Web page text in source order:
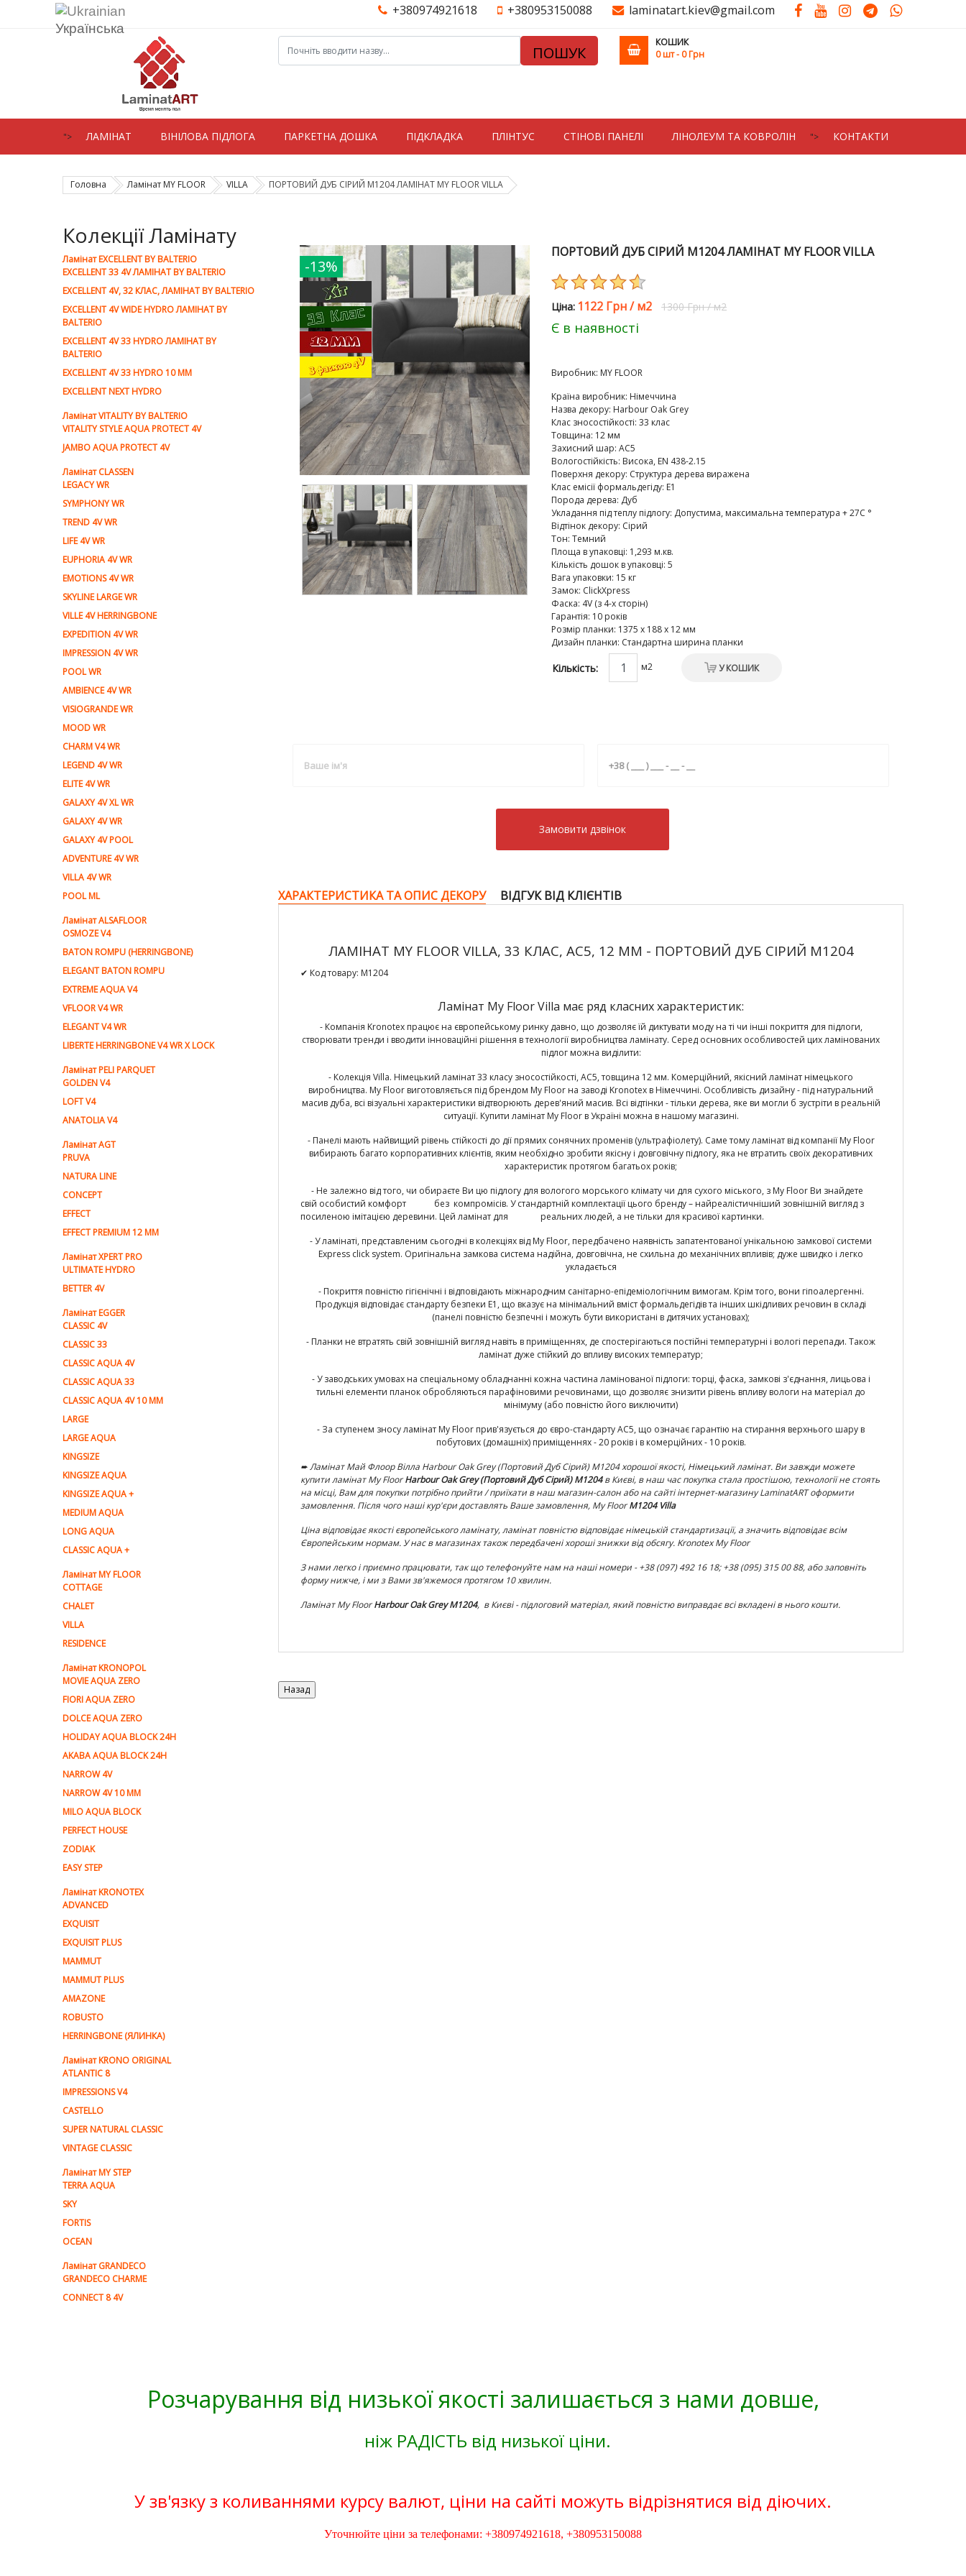
Українська
+380974921618 +380953150088 laminatart.kiev@gmail.com
ПОШУК
КОШИК
0шт- 0 Грн
"> ЛАМIНАТ ВIНIЛОВА ПІДЛОГА ПАРКЕТНА ДОШКА ПІДКЛАДКА ПЛІНТУС СТIНОВI ПАНЕЛI ЛIНОЛЕУМ ТА КОВРОЛIН "> КОНТАКТИ
Головна Ламінат MY FLOOR VILLA ПОРТОВИЙ ДУБ СІРИЙ M1204 ЛАМІНАТ MY FLOOR VILLA
Колекції Ламінату
Ламiнат EXCELLENT BY BALTERIO
EXCELLENT 33 4V ЛАМІНАТ BY BALTERIO
EXCELLENT 4V, 32 КЛАС, ЛАМІНАТ BY BALTERIO
EXCELLENT 4V WIDE HYDRO ЛАМІНАТ BY
BALTERIO
EXCELLENT 4V 33 HYDRO ЛАМІНАТ BY
BALTERIO
EXCELLENT 4V 33 HYDRO 10 ММ
EXCELLENT NEXT HYDRO
Ламiнат VITALITY BY BALTERIO
VITALITY STYLE AQUA PROTECT 4V
JAMBO AQUA PROTECT 4V
Ламiнат CLASSEN
LEGACY WR
SYMPHONY WR
TREND 4V WR
LIFE 4V WR
EUPHORIA 4V WR
EMOTIONS 4V WR
SKYLINE LARGE WR
VILLE 4V HERRINGBONE
EXPEDITION 4V WR
IMPRESSION 4V WR
POOL WR
AMBIENCE 4V WR
VISIOGRANDE WR
MOOD WR
CHARM V4 WR
LEGEND 4V WR
ELITE 4V WR
GALAXY 4V XL WR
GALAXY 4V WR
GALAXY 4V POOL
ADVENTURE 4V WR
VILLA 4V WR
POOL ML
Ламiнат ALSAFLOOR
OSMOZE V4
BATON ROMPU (HERRINGBONE)
ELEGANT BATON ROMPU
EXTREME AQUA V4
VFLOOR V4 WR
ELEGANT V4 WR
LIBERTE HERRINGBONE V4 WR X LOCK
Ламiнат PELI PARQUET
GOLDEN V4
LOFT V4
ANATOLIA V4
Ламiнат AGT
PRUVA
NATURA LINE
CONCEPT
EFFECT
EFFECT PREMIUM 12 MM
Ламінат XPERT PRO
ULTIMATE HYDRO
BETTER 4V
Ламiнат EGGER
CLASSIC 4V
CLASSIC 33
CLASSIC AQUA 4V
CLASSIC AQUA 33
CLASSIC AQUA 4V 10 MM
LARGE
LARGE AQUA
KINGSIZE
KINGSIZE AQUA
KINGSIZE AQUA +
MEDIUM AQUA
LONG AQUA
CLASSIC AQUA +
Ламінат MY FLOOR
COTTAGE
CHALET
VILLA
RESIDENCE
Ламiнат KRONOPOL
MOVIE AQUA ZERO
FIORI AQUA ZERO
DOLCE AQUA ZERO
HOLIDAY AQUA BLOCK 24H
AKABA AQUA BLOCK 24H
NARROW 4V
NARROW 4V 10 MM
MILO AQUA BLOCK
PERFECT HOUSE
ZODIAK
EASY STEP
Ламінат KRONOTEX
ADVANCED
EXQUISIT
EXQUISIT PLUS
MAMMUT
MAMMUT PLUS
AMAZONE
ROBUSTO
HERRINGBONE (ЯЛИНКА)
Ламiнат KRONO ORIGINAL
ATLANTIC 8
IMPRESSIONS V4
CASTELLO
SUPER NATURAL CLASSIC
VINTAGE CLASSIC
Ламінат MY STEP
TERRA AQUA
SKY
FORTIS
OCEAN
Ламінат GRANDECO
GRANDECO CHARME
CONNECT 8 4V
-13%
ПОРТОВИЙ ДУБ СІРИЙ M1204 ЛАМІНАТ MY FLOOR VILLA
Цiна: 1122 Грн/м2 1300 Грн /м2
Є в наявності
Виробник: MY FLOOR
Країна виробник: Німеччина
Назва декору: Harbour Oak Grey
Клас зносостійкості: 33 клас
Товщина: 12 мм
Захисний шар: AC5
Вологостійкість: Висока, EN 438-2.15
Поверхня декору: Структура дерева виражена
Клас емісії формальдегіду: E1
Порода дерева: Дуб
Укладання під теплу підлогу: Допустима, максимальна температура + 27C °
Відтінок декору: Сірий
Тон: Темний
Площа в упаковці: 1,293 м.кв.
Кількість дошок в упаковці: 5
Вага упаковки: 15 кг
Замок: ClickXpress
Фаска: 4V (з 4-х сторін)
Гарантія: 10 років
Розмір планки: 1375 х 188 х 12 мм
Дизайн планки: Стандартна ширина планки
Кількість: м2 У КОШИК
Замовити дзвiнок
ХАРАКТЕРИСТИКА ТА ОПИС ДЕКОРУ ВІДГУК ВІД КЛІЄНТІВ
ЛАМІНАТ MY FLOOR VILLA, 33 КЛАС, AC5, 12 ММ - ПОРТОВИЙ ДУБ СІРИЙ M1204
✔ Код товару: M1204
Ламінат My Floor Villa має ряд класних характеристик:
- Компанія Kronotex працює на європейському ринку давно, що дозволяє їй диктувати моду на ті чи інші покриття для підлоги,
створювати тренди і вводити інноваційні рішення в технології виробництва ламінату. Серед основних особливостей цих ламінованих
підлог можна виділити:
- Колекція Villa. Німецький ламінат 33 класу зносостійкості, АС5, товщина 12 мм. Комерційний, якісний ламінат німецького
виробництва. My Floor виготовляється під брендом My Floor на заводі Kronotex в Німеччині. Особливість дизайну - під натуральний
масив дуба, всі візуальні характеристики відтворюють дерев'яний масив. Всі відтінки - тільки дерева, яке ви могли б зустріти в реальній
ситуації. Купити ламінат My Floor в Україні можна в нашому магазині.
- Панелі мають найвищий рівень стійкості до дії прямих сонячних променів (ультрафіолету). Саме тому ламінат від компанії My Floor
вибирають багато корпоративних клієнтів, яким необхідно зробити якісну і довговічну підлогу, яка не втратить своїх декоративних
характеристик протягом багатьох років;
- Не залежно від того, чи обираєте Ви цю підлогу для вологого морського клімату чи для сухого міського, з My Floor Ви знайдете
свій особистий комфорт без компромісів. У стандартній комплектації цього бренду – найреалістичніший зовнішній вигляд з
посиленою імітацією деревини. Цей ламінат для реальних людей, а не тільки для красивої картинки.
- У ламінаті, представленим сьогодні в колекціях від My Floor, передбачено наявність запатентованої унікальною замкової системи
Express click system. Оригінальна замкова система надійна, довговічна, не схильна до механічних впливів; дуже швидко і легко
укладається
- Покриття повністю гігієнічні і відповідають міжнародним санітарно-епідеміологічним вимогам. Крім того, вони гіпоалергенні.
Продукція відповідає стандарту безпеки E1, що вказує на мінімальний вміст формальдегідів та інших шкідливих речовин в складі
(панелі повністю безпечні і можуть бути використані в дитячих установах);
- Планки не втратять свій зовнішній вигляд навіть в приміщеннях, де спостерігаються постійні температурні і вологі перепади. Також
ламінат дуже стійкий до впливу високих температур;
- У заводських умовах на спеціальному обладнанні кожна частина ламінованої підлоги: торці, фаска, замкові з'єднання, лицьова і
тильні елементи планок обробляються парафіновими речовинами, що дозволяє знизити рівень впливу вологи на матеріал до
мінімуму (або повністю його виключити)
- За ступенем зносу ламінат My Floor прив'язується до євро-стандарту AC5, що означає гарантію на стирання верхнього шару в
побутових (домашніх) приміщеннях - 20 років і в комерційних - 10 років.
➨ ЛамінатМай Флоор Вілла Harbour Oak Grey (Портовий Дуб Сірий) M1204хорошої якості, Німецький ламінат. Ви завжди можете
купити ламінатMy FloorHarbour Oak Grey (Портовий Дуб Сірий) M1204 в Києві, в наш час покупка стала простішою, технології не стоять
на місці, Вам для покупки потрібно прийти / приїхати в наш магазин-салон або на сайті інтернет-магазину LaminatART оформити
замовлення. Після чого наші кур'єри доставлять Ваше замовлення, My FloorM1204 Villa
Ціна відповідає якості європейського ламінату, ламінат повністю відповідає німецькій стандартизації, а значить відповідає всім
Європейським нормам. У нас в магазинах також передбачені хороші знижки від обсягу. Kronotex My Floor
З нами легко і приємно працювати, так що телефонуйте нам на наші номери - +38 (097) 492 16 18; +38 (095) 315 00 88, або заповніть
форму нижче, і ми з Вами зв'яжемося протягом 10 хвилин.
ЛамінатMy FloorHarbour Oak Grey M1204, в Києві - підлоговий матеріал, який повністю виправдає всі вкладені в нього кошти.
Розчарування від низької якості залишається з нами довше,
ніж РАДІСТЬ від низької ціни.
У зв'язку з коливаннями курсу валют, ціни на сайті можуть відрізнятися від діючих.
Уточнюйте ціни за телефонами: +380974921618, +380953150088